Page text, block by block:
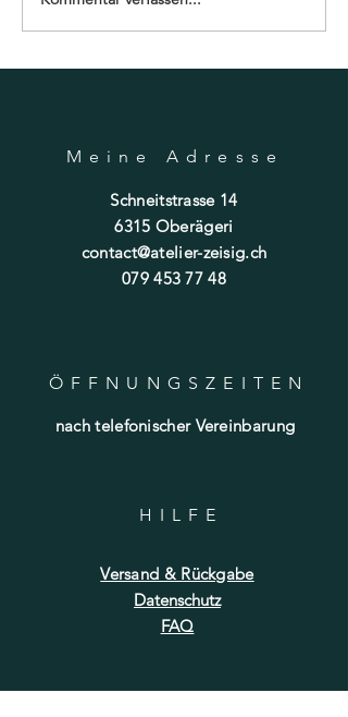
Meine Adresse
Schneitstrasse 14
6315 Oberägeri
contact@atelier-zeisig.ch
079 453 77 48
ÖFFNUNGSZEITE N
nach telefonischer Vereinbarung
HILF E
Versand & Rückgabe
Datenschutz
FAQ